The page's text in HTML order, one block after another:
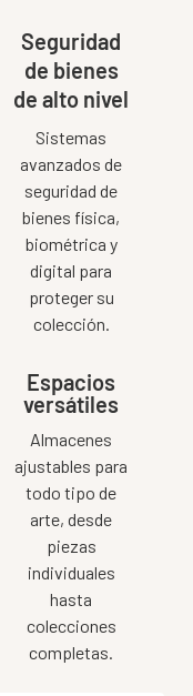
Seguridad
de bienes
de alto nivel
Sistemas
avanzados de
seguridad de
bienes física,
biométrica y
digital para
proteger su
colección.
Espacios
versátiles
Almacenes
ajustables para
todo tipo de
arte, desde
piezas
individuales
hasta
colecciones
completas.